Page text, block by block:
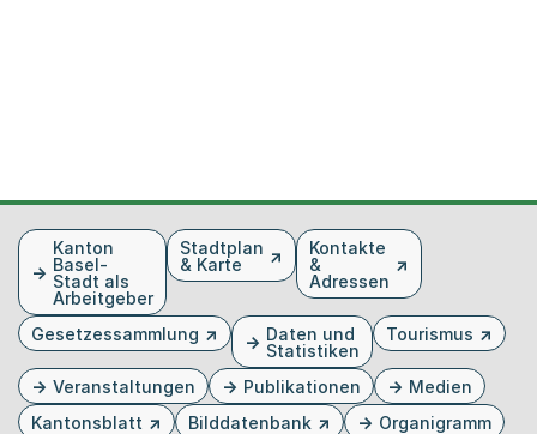
FusszeileKanton
Basel-
Stadt als
Arbeitgeber
Stadtplan
& Karte
Kontakte
&
Adressen
Gesetzessammlung
Daten und
Statistiken
Tourismus
Veranstaltungen Publikationen
Medien
Kantonsblatt
Bilddatenbank Organigramm